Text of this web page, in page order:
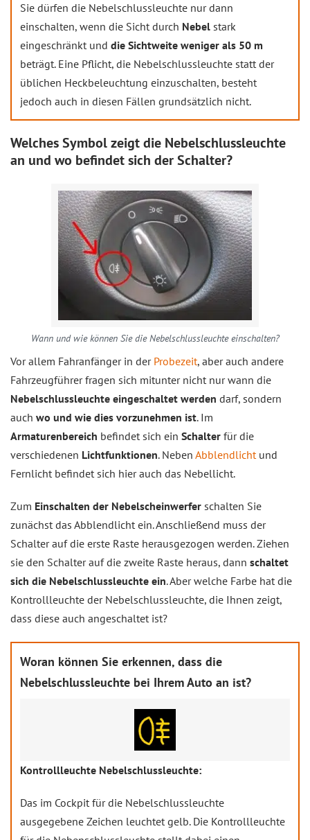
Sie dürfen die Nebelschlussleuchte nur dann
einschalten, wenn die Sicht durch Nebel stark
eingeschränkt und die Sichtweite weniger als 50 m
beträgt. Eine Pflicht, die Nebelschlussleuchte statt der
üblichen Heckbeleuchtung einzuschalten, besteht
jedoch auch in diesen Fällen grundsätzlich nicht.
Welches Symbol zeigt die Nebelschlussleuchte
an und wo befindet sich der Schalter?
Wann und wie können Sie die Nebelschlussleuchte einschalten?
Vor allem Fahranfänger in der Probezeit, aber auch andere
Fahrzeugführer fragen sich mitunter nicht nur wann die
Nebelschlussleuchte eingeschaltet werden darf, sondern
auch wo und wie dies vorzunehmen ist. Im
Armaturenbereich befindet sich ein Schalter für die
verschiedenen Lichtfunktionen. Neben Abblendlichtund
Fernlicht befindet sich hier auch das Nebellicht.
Zum Einschalten der Nebelscheinwerfer schalten Sie
zunächst das Abblendlicht ein. Anschließend muss der
Schalter auf die erste Raste herausgezogen werden. Ziehen
sie den Schalter auf die zweite Raste heraus, dann schaltet
sich die Nebelschlussleuchte ein. Aber welche Farbe hat die
Kontrollleuchte der Nebelschlussleuchte, die Ihnen zeigt,
dass diese auch angeschaltet ist?
Woran können Sie erkennen, dass die
Nebelschlussleuchte bei Ihrem Auto an ist?
Kontrollleuchte Nebelschlussleuchte:
Das im Cockpit für die Nebelschlussleuchte
ausgegebene Zeichen leuchtet gelb. Die Kontrollleuchte